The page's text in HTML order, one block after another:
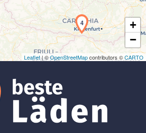
4
+
−
Leaflet| ©OpenStreetMapcontributors ©CARTO